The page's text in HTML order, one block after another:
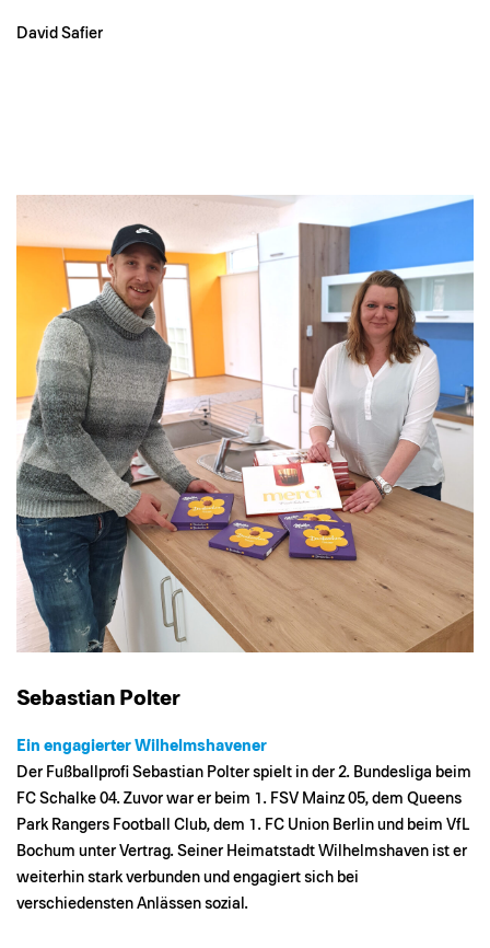
David Safier
Sebastian Polter
Ein engagierter Wilhelmshavener
Der Fußballprofi Sebastian Polter spielt in der 2. Bundesliga beim
FC Schalke 04. Zuvor war er beim 1. FSV Mainz 05, dem Queens
Park Rangers Football Club, dem 1. FC Union Berlin und beim VfL
Bochum unter Vertrag. Seiner Heimatstadt Wilhelmshaven ist er
weiterhin stark verbunden und engagiert sich bei
verschiedensten Anlässen sozial.